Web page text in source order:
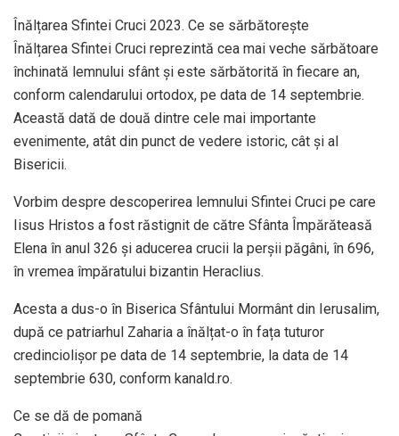
Înălțarea Sfintei Cruci 2023. Ce se sărbătorește
Înălțarea Sfintei Cruci reprezintă cea mai veche sărbătoare
închinată lemnului sfânt și este sărbătorită în fiecare an,
conform calendarului ortodox, pe data de 14 septembrie.
Această dată de două dintre cele mai importante
evenimente, atât din punct de vedere istoric, cât și al
Bisericii.
Vorbim despre descoperirea lemnului Sfintei Cruci pe care
Iisus Hristos a fost răstignit de către Sfânta Împărăteasă
Elena în anul 326 și aducerea crucii la perșii păgâni, în 696,
în vremea împăratului bizantin Heraclius.
Acesta a dus-o în Biserica Sfântului Mormânt din Ierusalim,
după ce patriarhul Zaharia a înălțat-o în fața tuturor
credinciolișor pe data de 14 septembrie, la data de 14
septembrie 630, conform kanald.ro.
Ce se dă de pomană